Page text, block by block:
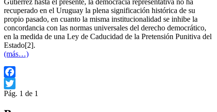
recuperado en el Uruguay la plena significación histórica de su
propio pasado, en cuanto la misma institucionalidad se inhibe la
concordancia con las normas universales del derecho democrático,
en la medida de una Ley de Caducidad de la Pretensión Punitiva del
Estado[2].
(más…)
Facebook
Twitter
Pág. 1 de 1